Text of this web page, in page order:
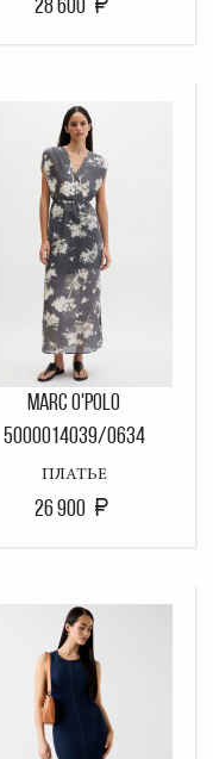
28 600
MARC O'POLO
5000014039/0634
ПЛАТЬЕ
26 900